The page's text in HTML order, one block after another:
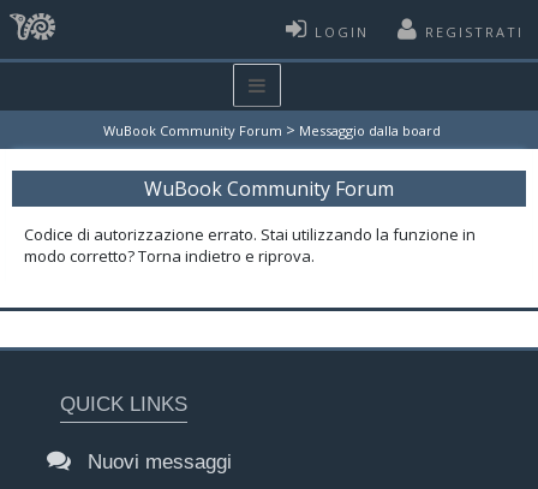
LOGIN REGISTRATI
WuBook Community Forum > Messaggio dalla board
WuBook Community Forum
Codice di autorizzazione errato. Stai utilizzando la funzione in
modo corretto? Torna indietro e riprova.
QUICK LINKS
Nuovi messaggi